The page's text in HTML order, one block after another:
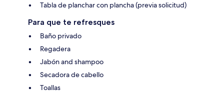
Tabla de planchar con plancha (previa solicitud)
Para que te refresques
Baño privado
Regadera
Jabón and shampoo
Secadora de cabello
Toallas